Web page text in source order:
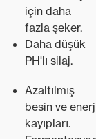
için daha
fazla şeker.
Daha düşük
PH'lı silaj.
Azaltılmış
besin ve
kayıpları.